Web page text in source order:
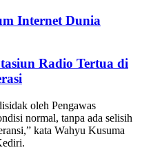
Internet Dunia
Radio Tertua di
oleh Pengawas
normal, tanpa ada selisih
kata Wahyu Kusuma